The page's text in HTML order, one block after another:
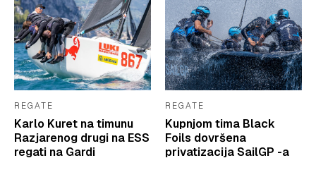
REGATE
Karlo Kuret na timunu
Razjarenog drugi na ESS
regati na Gardi
REGATE
Kupnjom tima Black
Foils dovršena
privatizacija SailGP -a